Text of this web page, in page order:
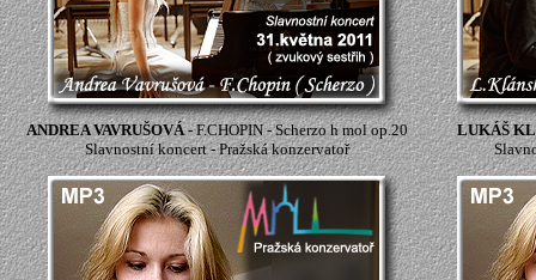
ANDREA VAVRUŠOVÁ- F.CHOPIN - Scherzo h mol op.20
Slavnostní koncert - Pražská konzervatoř
LUKÁŠ